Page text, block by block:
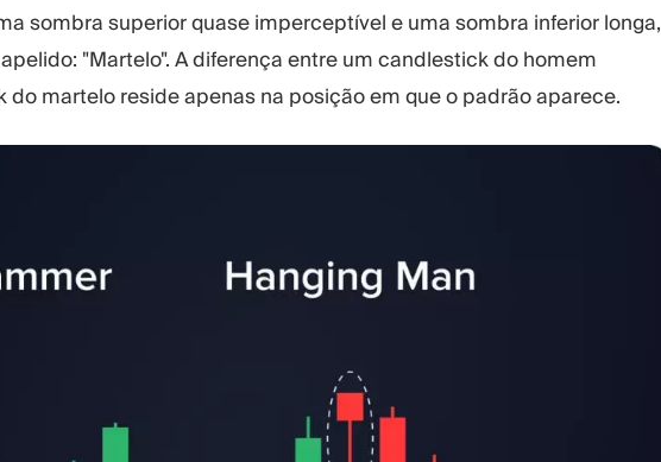
sombra superior quase imperceptível e uma sombra inferior longa,
"Martelo". A diferença entre um candlestick do homem
martelo reside apenas na posição em que o padrão aparece.